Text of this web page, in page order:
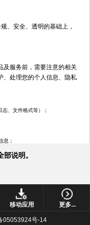
手册
移动应用 更多...
05053924号-14
、安全、透明的基础上，
及服务前，需要注意的相关
、处理您的个人信息、隐私
、文件格式等）；
息；
，请点击
>说明
说明。